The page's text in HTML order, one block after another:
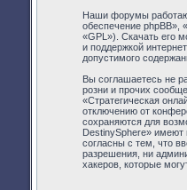
Наши форумы
обеспечение phpBB»,
«GPL»). Скачать его
и поддержкой
допустимого
Вы соглашаетесь не
розни и прочих
«Стратегическая
отключению от
сохраняются для
DestinySphere» имеют
согласны с тем, что
разрешения, ни
хакеров, которые